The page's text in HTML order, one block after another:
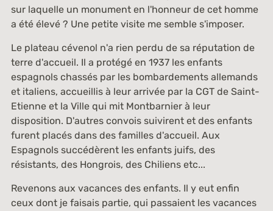
sur laquelle un monument en l'honneur de cet homme
a été élevé ? Une petite visite me semble s'imposer.
Le plateau cévenol n'a rien perdu de sa réputation de
terre d'accueil. Il a protégé en 1937 les enfants
espagnols chassés par les bombardements allemands
et italiens, accueillis à leur arrivée par la CGT de Saint-
Etienne et la Ville qui mit Montbarnier à leur
disposition. D'autres convois suivirent et des enfants
furent placés dans des familles d'accueil. Aux
Espagnols succédèrent les enfants juifs, des
résistants, des Hongrois, des Chiliens etc...
Revenons aux vacances des enfants. Il y eut enfin
ceux dont je faisais partie, qui passaient les vacances